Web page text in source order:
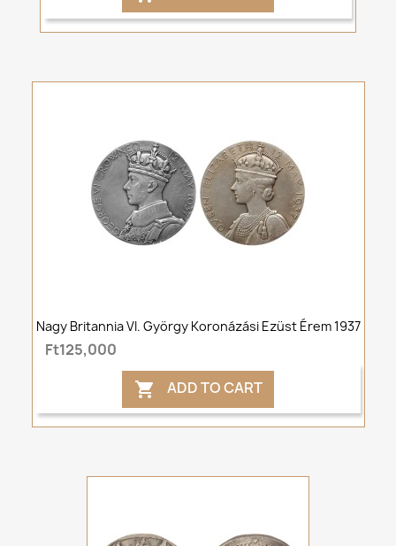
Nagy Britannia VI. György Koronázási Ezüst Érem 1937
Ft125,000
 ADD TO CART